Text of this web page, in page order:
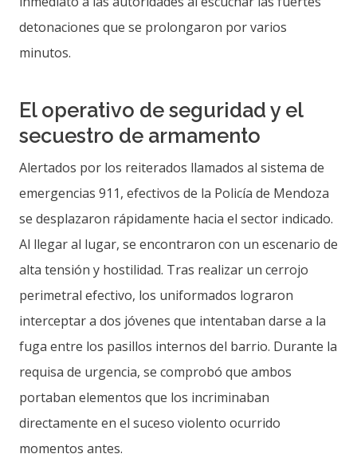
detonaciones que se prolongaron por varios
minutos.
El operativo de seguridad y el
secuestro de armamento
Alertados por los reiterados llamados al sistema de
emergencias 911, efectivos de la Policía de Mendoza
se desplazaron rápidamente hacia el sector indicado.
Al llegar al lugar, se encontraron con un escenario de
alta tensión y hostilidad. Tras realizar un cerrojo
perimetral efectivo, los uniformados lograron
interceptar a dos jóvenes que intentaban darse a la
fuga entre los pasillos internos del barrio. Durante la
requisa de urgencia, se comprobó que ambos
portaban elementos que los incriminaban
directamente en el suceso violento ocurrido
momentos antes.